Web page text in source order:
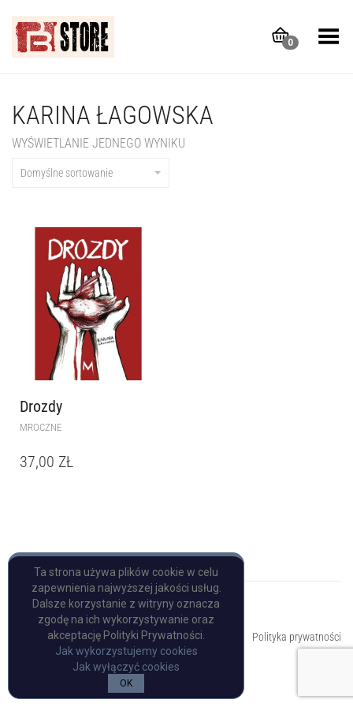
0
Toggle Menu
KARINA ŁAGOWSKA
WYŚWIETLANIE JEDNEGO WYNIKU
Domyślne sortowanie
Drozdy
MROCZNE
37,00 ZŁ
Copyright © Pulp Books
Polityka prywatności
Ta strona używa plików cookie w celu
zapewnienia najwyższej jakości usług.
Dalsze korzystanie z witryny oznacza
zgodę na ich wykorzystywanie oraz
akceptację Polityki Prywatności.
Jak wykorzystujemy cookies
Jak wyłączyć cookies
OK